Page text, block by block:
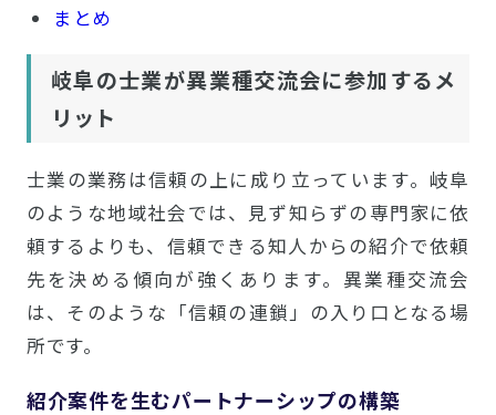
まとめ
岐阜の士業が異業種交流会に参加するメ
リット
士業の業務は信頼の上に成り立っています。岐阜
のような地域社会では、見ず知らずの専門家に依
頼するよりも、信頼できる知人からの紹介で依頼
先を決める傾向が強くあります。異業種交流会
は、そのような「信頼の連鎖」の入り口となる場
所です。
紹介案件を生むパートナーシップの構築